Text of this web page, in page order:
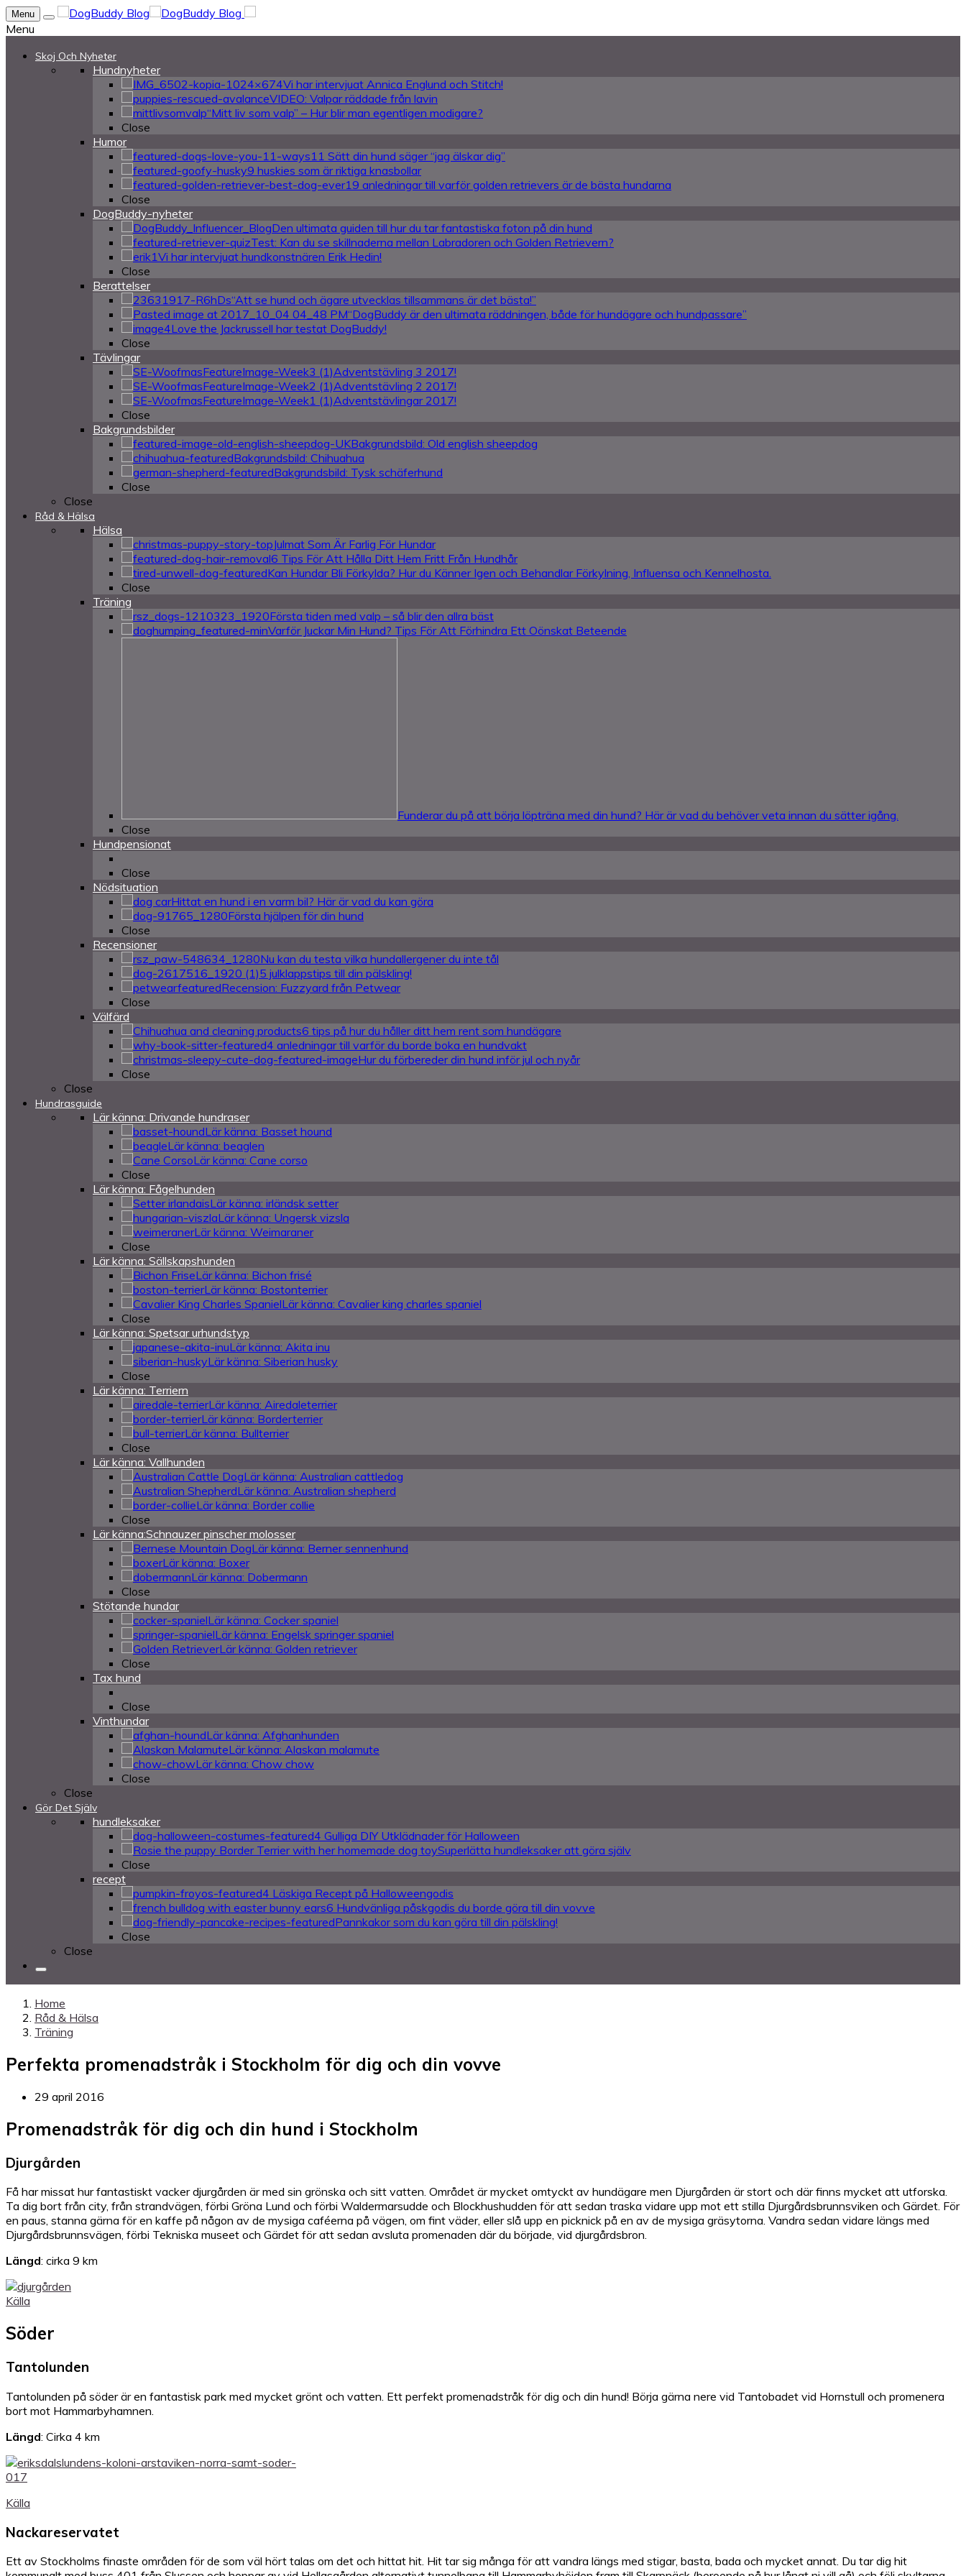
Menu
Menu
Skoj Och Nyheter
Hundnyheter
Vi har intervjuat Annica Englund och Stitch!
VIDEO: Valpar räddade från lavin
“Mitt liv som valp” – Hur blir man egentligen modigare?
Close
Humor
11 Sätt din hund säger “jag älskar dig”
9 huskies som är riktiga knasbollar
19 anledningar till varför golden retrievers är de bästa hundarna
Close
DogBuddy-nyheter
Den ultimata guiden till hur du tar fantastiska foton på din hund
Test: Kan du se skillnaderna mellan Labradoren och Golden Retrievern?
Vi har intervjuat hundkonstnären Erik Hedin!
Close
Berattelser
“Att se hund och ägare utvecklas tillsammans är det bästa!”
“DogBuddy är den ultimata räddningen, både för hundägare och hundpassare”
Love the Jackrussell har testat DogBuddy!
Close
Tävlingar
Adventstävling 3 2017!
Adventstävling 2 2017!
Adventstävlingar 2017!
Close
Bakgrundsbilder
Bakgrundsbild: Old english sheepdog
Bakgrundsbild: Chihuahua
Bakgrundsbild: Tysk schäferhund
Close
Close
Råd & Hälsa
Hälsa
Julmat Som Är Farlig För Hundar
6 Tips För Att Hålla Ditt Hem Fritt Från Hundhår
Kan Hundar Bli Förkylda? Hur du Känner Igen och Behandlar Förkylning, Influensa och Kennelhosta.
Close
Träning
Första tiden med valp – så blir den allra bäst
Varför Juckar Min Hund? Tips För Att Förhindra Ett Oönskat Beteende
Funderar du på att börja löpträna med din hund? Här är vad du behöver veta innan du sätter igång.
Close
Hundpensionat
Close
Nödsituation
Hittat en hund i en varm bil? Här är vad du kan göra
Första hjälpen för din hund
Close
Recensioner
Nu kan du testa vilka hundallergener du inte tål
5 julklappstips till din pälskling!
Recension: Fuzzyard från Petwear
Close
Välfärd
6 tips på hur du håller ditt hem rent som hundägare
4 anledningar till varför du borde boka en hundvakt
Hur du förbereder din hund inför jul och nyår
Close
Close
Hundrasguide
Lär känna: Drivande hundraser
Lär känna: Basset hound
Lär känna: beaglen
Lär känna: Cane corso
Close
Lär känna: Fågelhunden
Lär känna: irländsk setter
Lär känna: Ungersk vizsla
Lär känna: Weimaraner
Close
Lär känna: Sällskapshunden
Lär känna: Bichon frisé
Lär känna: Bostonterrier
Lär känna: Cavalier king charles spaniel
Close
Lär känna: Spetsar urhundstyp
Lär känna: Akita inu
Lär känna: Siberian husky
Close
Lär känna: Terriern
Lär känna: Airedaleterrier
Lär känna: Borderterrier
Lär känna: Bullterrier
Close
Lär känna: Vallhunden
Lär känna: Australian cattledog
Lär känna: Australian shepherd
Lär känna: Border collie
Close
Lär känna:Schnauzer pinscher molosser
Lär känna: Berner sennenhund
Lär känna: Boxer
Lär känna: Dobermann
Close
Stötande hundar
Lär känna: Cocker spaniel
Lär känna: Engelsk springer spaniel
Lär känna: Golden retriever
Close
Tax hund
Close
Vinthundar
Lär känna: Afghanhunden
Lär känna: Alaskan malamute
Lär känna: Chow chow
Close
Close
Gör Det Själv
hundleksaker
4 Gulliga DIY Utklädnader för Halloween
Superlätta hundleksaker att göra själv
Close
recept
4 Läskiga Recept på Halloweengodis
6 Hundvänliga påskgodis du borde göra till din vovve
Pannkakor som du kan göra till din pälskling!
Close
Close
Home
Råd & Hälsa
Träning
Perfekta promenadstråk i Stockholm för dig och din vovve
29 april 2016
Promenadstråk för dig och din hund i Stockholm
Djurgården
Få har missat hur fantastiskt vacker djurgården är med sin grönska och sitt vatten. Området är mycket omtyckt av hundägare men Djurgården är stort och där finns mycket att utforska.
Ta dig bort från city, från strandvägen, förbi Gröna Lund och förbi Waldermarsudde och Blockhushudden för att sedan traska vidare upp mot ett stilla Djurgårdsbrunnsviken och Gärdet. För
en paus, stanna gärna för en kaffe på någon av de mysiga caféerna på vägen, om fint väder, eller slå upp en picknick på en av de mysiga gräsytorna. Vandra sedan vidare längs med
Djurgårdsbrunnsvägen, förbi Tekniska museet och Gärdet för att sedan avsluta promenaden där du började, vid djurgårdsbron.
Längd: cirka 9 km
Källa
Söder
Tantolunden
Tantolunden på söder är en fantastisk park med mycket grönt och vatten. Ett perfekt promenadstråk för dig och din hund! Börja gärna nere vid Tantobadet vid Hornstull och promenera
bort mot Hammarbyhamnen.
Längd: Cirka 4 km
Källa
Nackareservatet
Ett av Stockholms finaste områden för de som väl hört talas om det och hittat hit. Hit tar sig många för att vandra längs med stigar, basta, bada och mycket annat. Du tar dig hit